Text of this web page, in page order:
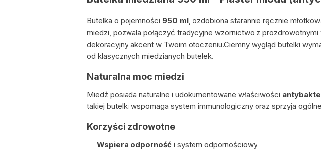
Butelka o pojemności 950 ml, ozdobiona starannie ręcznie
miedzi, pozwala połączyć tradycyjne wzornictwo z
dekoracyjny akcent w Twoim otoczeniu.Ciemny wygląd butelki
od klasycznych miedzianych butelek.
Naturalna moc miedzi
Miedź posiada naturalne i udokumentowane właściwości
takiej butelki wspomaga system immunologiczny oraz sprzyja
Korzyści zdrowotne
Wspiera odporność i system odpornościowy